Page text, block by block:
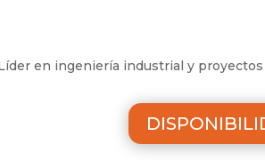
en ingeniería industrial y